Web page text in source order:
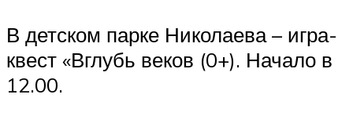
В детском парке Николаева – игра-
квест «Вглубь веков (0+). Начало в
12.00.